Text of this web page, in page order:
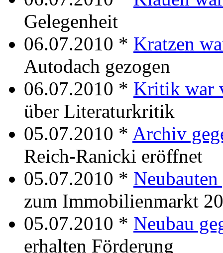
Gelegenheit
06.07.2010 * Kratzen
Autodach gezogen
06.07.2010 * Kritik war
über Literaturkritik
05.07.2010 * Archiv
Reich-Ranicki eröffnet
05.07.2010 *
zum Immobilienmarkt
05.07.2010 * Neubau
erhalten Förderung